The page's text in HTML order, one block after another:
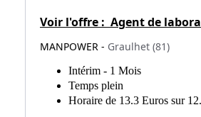
Voir l'offre : Agent de
MANPOWER - Graulhet (81)
Intérim - 1 Mois
Temps plein
Horaire de 13.3 Euros sur